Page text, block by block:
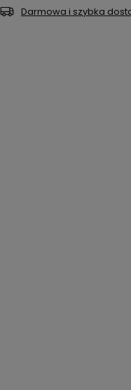
Darmowa i szybka